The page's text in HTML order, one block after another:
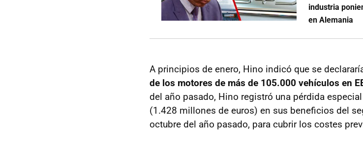
industria
en Alemania
A principios de enero, Hino indicó que se
de los motores de más de 105.000 vehículos en
del año pasado, Hino registró una pérdida
(1.428 millones de euros) en sus beneficios del
octubre del año pasado, para cubrir los costes